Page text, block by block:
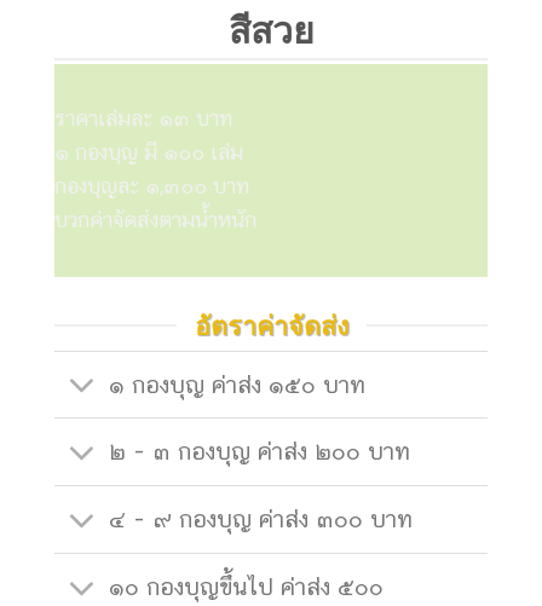
สีสวย
ราคาเล่มละ ๑๓ บาท
๑ กองบุญ มี ๑๐๐ เล่ม
กองบุญละ ๑,๓๐๐ บาท
บวกค่าจัดส่งตามน้ำหนัก
อัตราค่าจัดส่ง
๑ กองบุญ ค่าส่ง ๑๕๐ บาท
๒ - ๓ กองบุญ ค่าส่ง ๒๐๐ บาท
๔ - ๙ กองบุญ ค่าส่ง ๓๐๐ บาท
๑๐ กองบุญขึ้นไป ค่าส่ง ๕๐๐